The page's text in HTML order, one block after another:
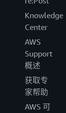
Knowledge
Center
AWS
Support
概述
获取专
家帮助
AWS 可